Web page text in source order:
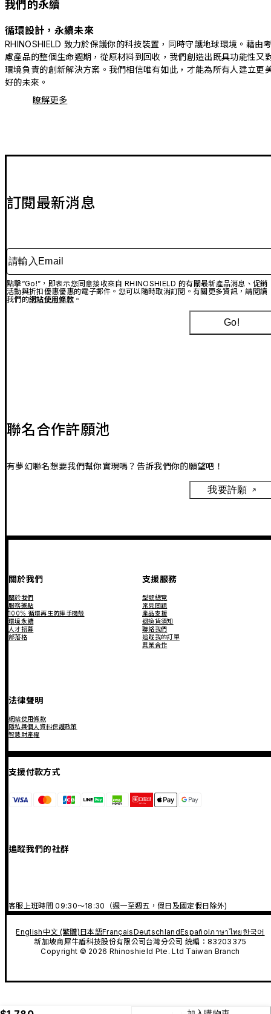
我們的永續
循環設計，永續未來
RHINOSHIELD 致力於保護你的科技裝置，同時守護地球環境。藉由
慮產品的整個生命週期，從原材料到回收，我們創造出既具功能性又
環境負責的創新解決方案。我們相信唯有如此，才能為所有人建立更
好的未來。
瞭解更多
訂閱最新消息
請輸入Email
點擊“Go!”，即表示您同意接收來自 RHINOSHIELD 的有關最新產品消息、促銷
活動與折扣優惠優惠的電子郵件。您可以隨時取消訂閱。有關更多資訊，請閱讀
我們的網站使用條款。
Go!
聯名合作許願池
有夢幻聯名想要我們幫你實現嗎？告訴我們你的願望吧！
我要許願
關於我們
關於我們
服務據點
100% 循環再生防摔手機殼
環境永續
人才招募
部落格
支援服務
型號總覽
常見問題
產品支援
退換貨須知
聯絡我們
追蹤我的訂單
異業合作
法律聲明
網站使用條款
隱私與個人資料保護政策
智慧財產權
支援付款方式
追蹤我們的社群
客服上班時間 09:30～18:30（週一至週五，假日及國定假日除外)
English中文 (繁體)日本語FrançaisDeutschlandEspañolภาษาไทย 한국어
新加坡商犀牛盾科技股份有限公司台灣分公司 統編：83203375
Copyright © 2026 Rhinoshield Pte. Ltd Taiwan Branch